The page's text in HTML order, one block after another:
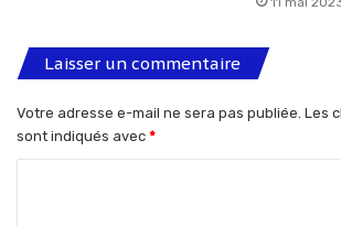
Laisser un commentaire
Votre adresse e-mail ne sera pas publiée. Les
sont indiqués avec *